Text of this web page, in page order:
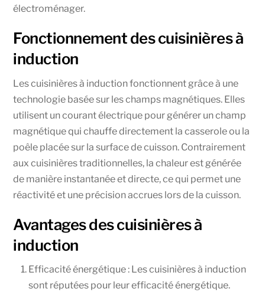
électroménager.
Fonctionnement des cuisinières à
induction
Les cuisinières à induction fonctionnent grâce à une
technologie basée sur les champs magnétiques. Elles
utilisent un courant électrique pour générer un champ
magnétique qui chauffe directement la casserole ou la
poêle placée sur la surface de cuisson. Contrairement
aux cuisinières traditionnelles, la chaleur est générée
de manière instantanée et directe, ce qui permet une
réactivité et une précision accrues lors de la cuisson.
Avantages des cuisinières à
induction
Efficacité énergétique : Les cuisinières à induction
sont réputées pour leur efficacité énergétique.